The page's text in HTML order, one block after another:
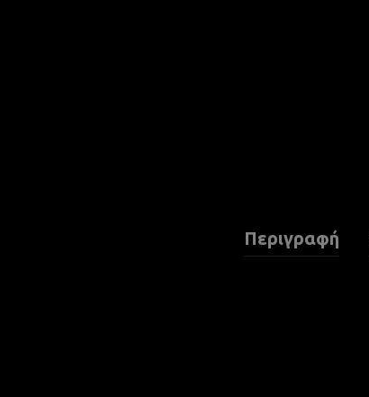
Περιγραφή